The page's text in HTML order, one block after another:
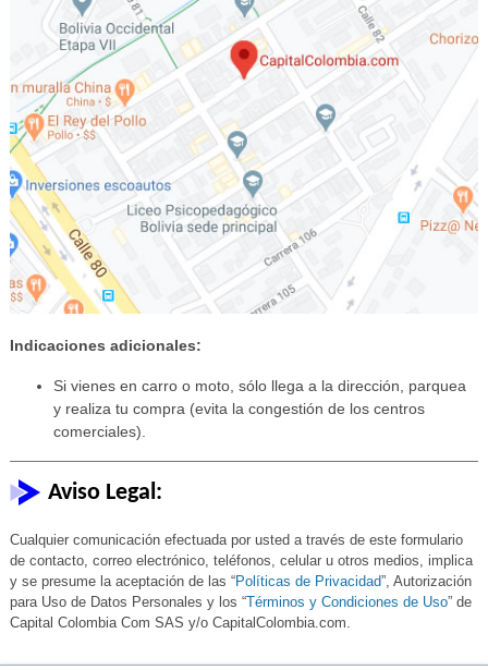
Indicaciones adicionales:
Si vienes en carro o moto, sólo llega a la dirección, parquea
y realiza tu compra (evita la congestión de los centros
comerciales).
Aviso Legal:
Cualquier comunicación efectuada por usted a través de este formulario
de contacto, correo electrónico, teléfonos, celular u otros medios, implica
y se presume la aceptación de las “Políticas de Privacidad”, Autorización
para Uso de Datos Personales y los “Términos y Condiciones de Uso” de
Capital Colombia Com SAS y/o CapitalColombia.com.